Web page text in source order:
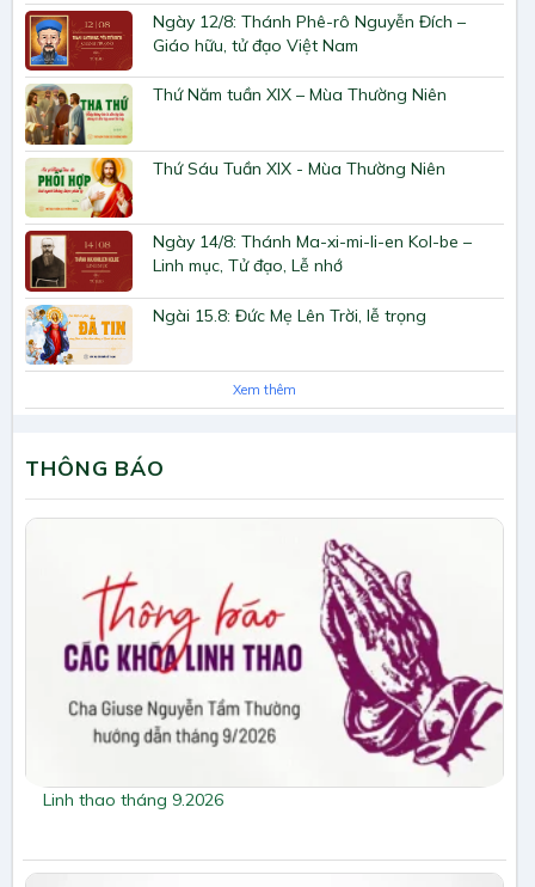
Ngày 12/8: Thánh Phê-rô Nguyễn Đích –
Giáo hữu, tử đạo Việt Nam
Thứ Năm tuần XIX – Mùa Thường Niên
Thứ Sáu Tuần XIX - Mùa Thường Niên
Ngày 14/8: Thánh Ma-xi-mi-li-en Kol-be –
Linh mục, Tử đạo, Lễ nhớ
Ngài 15.8: Đức Mẹ Lên Trời, lễ trọng
Xem thêm
THÔNG BÁO
Linh thao tháng 9.2026